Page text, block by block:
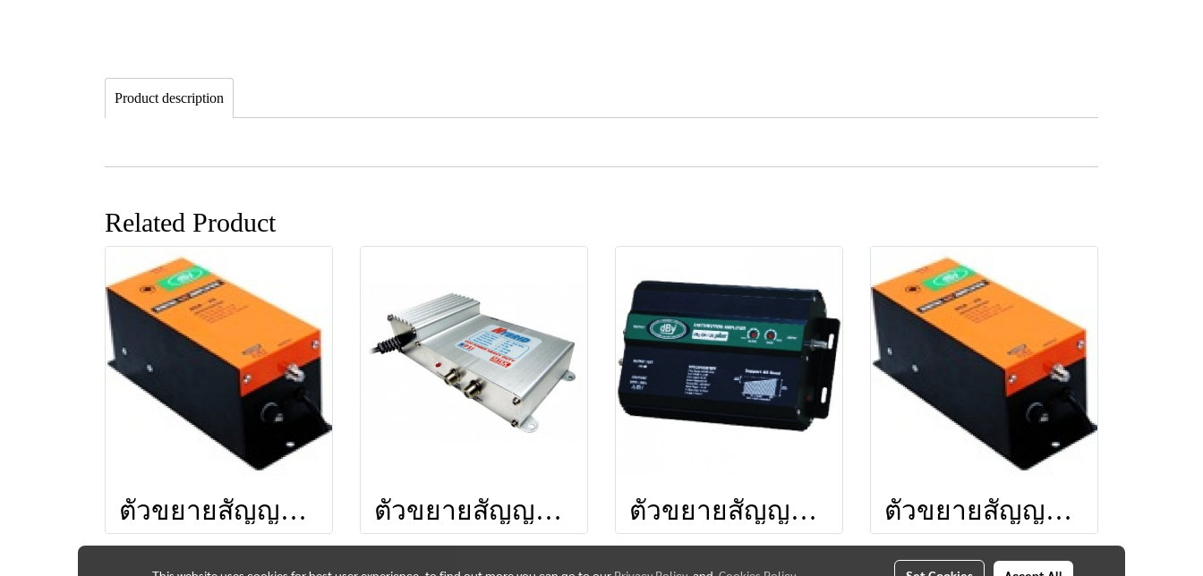
Product description
Related Product
ตัวขยายสัญญาณ LEO DA35 ยี่ห้อ LEOTECH (dBy) ตัวขยายสัญญาณ PSI HYBRID ยี่ห้อ PSI ตัวขยายสัญญาณ BOOSTER DA124 ยี่ห้อ LEOTECH (dBy) ตัวขยายสัญญาณ LEO DA35 ยี่ห้อ LEOTECH (dBy)